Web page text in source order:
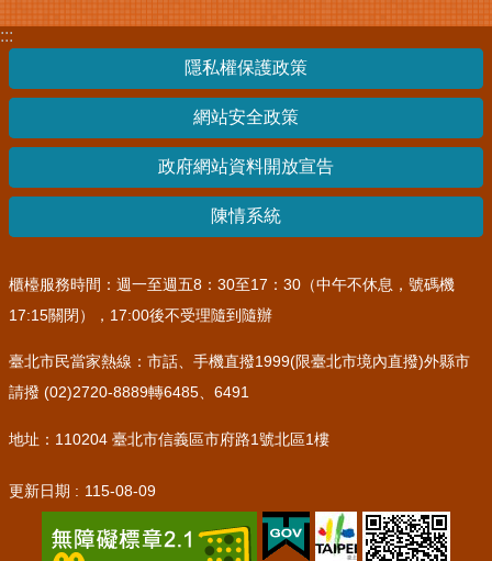
答
:::
隱私權保護政策
網站安全政策
政府網站資料開放宣告
陳情系統
櫃檯服務時間：週一至週五8：30至17：30（中午不休息，號碼機
17:15關閉），17:00後不受理隨到隨辦
臺北市民當家熱線：市話、手機直撥1999(限臺北市境內直撥)外縣市
請撥 (02)2720-8889轉6485、6491
地址：110204 臺北市信義區市府路1號北區1樓
更新日期 115-08-09